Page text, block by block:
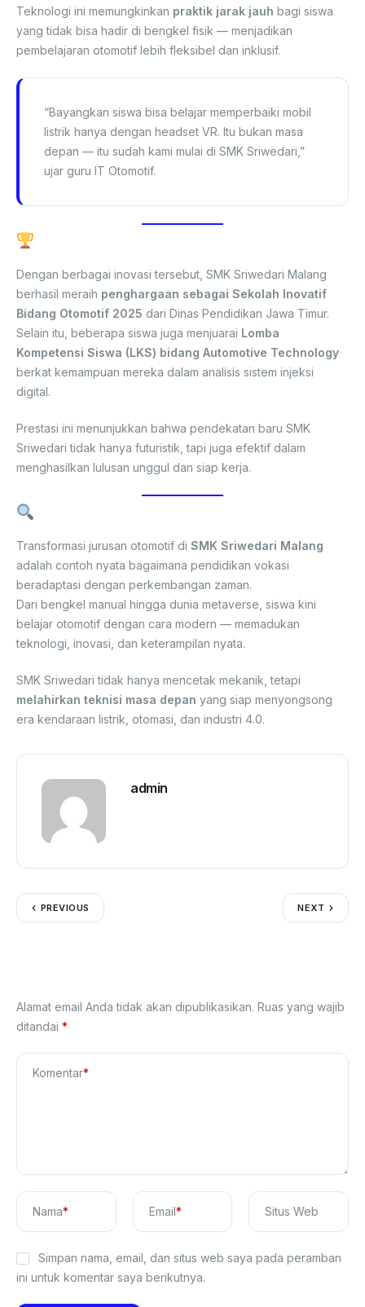
Teknologi ini memungkinkan praktik jarak jauh bagi siswa
yang tidak bisa hadir di bengkel fisik — menjadikan
pembelajaran otomotif lebih fleksibel dan inklusif.
“Bayangkan siswa bisa belajar memperbaiki mobil
listrik hanya dengan headset VR. Itu bukan masa
depan — itu sudah kami mulai di SMK Sriwedari,”
ujar guru IT Otomotif.
Dengan berbagai inovasi tersebut, SMK Sriwedari Malang
berhasil meraih penghargaan sebagai Sekolah Inovatif
Bidang Otomotif 2025 dari Dinas Pendidikan Jawa Timur.
Selain itu, beberapa siswa juga menjuarai Lomba
Kompetensi Siswa (LKS) bidang Automotive Technology
berkat kemampuan mereka dalam analisis sistem injeksi
digital.
Prestasi ini menunjukkan bahwa pendekatan baru SMK
Sriwedari tidak hanya futuristik, tapi juga efektif dalam
menghasilkan lulusan unggul dan siap kerja.
Transformasi jurusan otomotif di SMK Sriwedari Malang
adalah contoh nyata bagaimana pendidikan vokasi
beradaptasi dengan perkembangan zaman.
Dari bengkel manual hingga dunia metaverse, siswa kini
belajar otomotif dengan cara modern — memadukan
teknologi, inovasi, dan keterampilan nyata.
SMK Sriwedari tidak hanya mencetak mekanik, tetapi
melahirkan teknisi masa depan yang siap menyongsong
era kendaraan listrik, otomasi, dan industri 4.0.
admin
PREVIOUS NEXT
Alamat email Anda tidak akan dipublikasikan. Ruas yang wajib
ditandai *
Komentar*
Nama* Email* Situs Web
Simpan nama, email, dan situs web saya pada peramban
ini untuk komentar saya berikutnya.